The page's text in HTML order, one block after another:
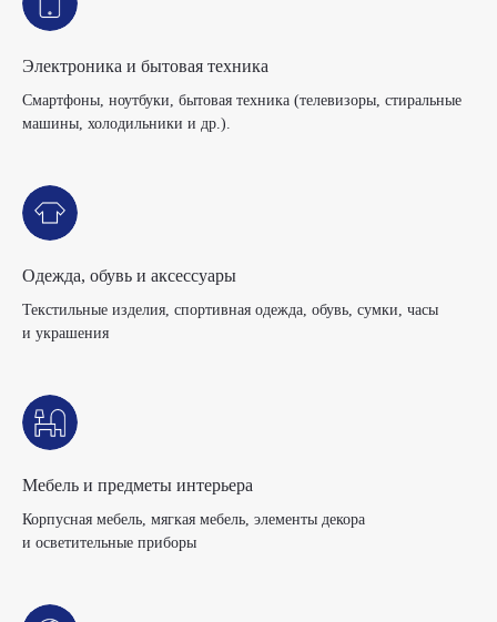
Электроника и бытовая техника
Смартфоны, ноутбуки, бытовая техника (телевизоры, стиральные
машины, холодильники и др.).
Одежда, обувь и аксессуары
Текстильные изделия, спортивная одежда, обувь, сумки, часы
и украшения
Мебель и предметы интерьера
Корпусная мебель, мягкая мебель, элементы декора
и осветительные приборы